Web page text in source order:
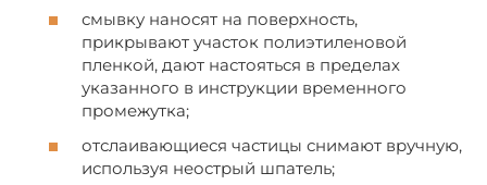
смывку наносят на поверхность,
прикрывают участок полиэтиленовой
пленкой, дают настояться в пределах
указанного в инструкции временного
промежутка;
отслаивающиеся частицы снимают вручную,
используя неострый шпатель;